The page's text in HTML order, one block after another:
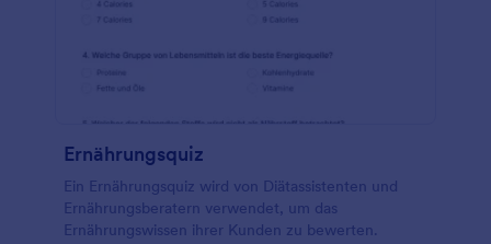
Schülern die richtigen Antworten zu zeigen,
Antworten sogar mit anderen Konten
synchronisieren, die Sie bereits verwenden - wie
kostenlosen, vollständig anpassbaren Online-Test
Vorlage können Sie schnell einen gemeinsam
nutzbaren Online Test erstellen, den Ihre Schüler
auf jedem Gerät ausfüllen können.
Ernährungsquiz
Ein Ernährungsquiz wird von Diätassistenten und
Ernährungsberatern verwendet, um das
Ernährungswissen ihrer Kunden zu bewerten.